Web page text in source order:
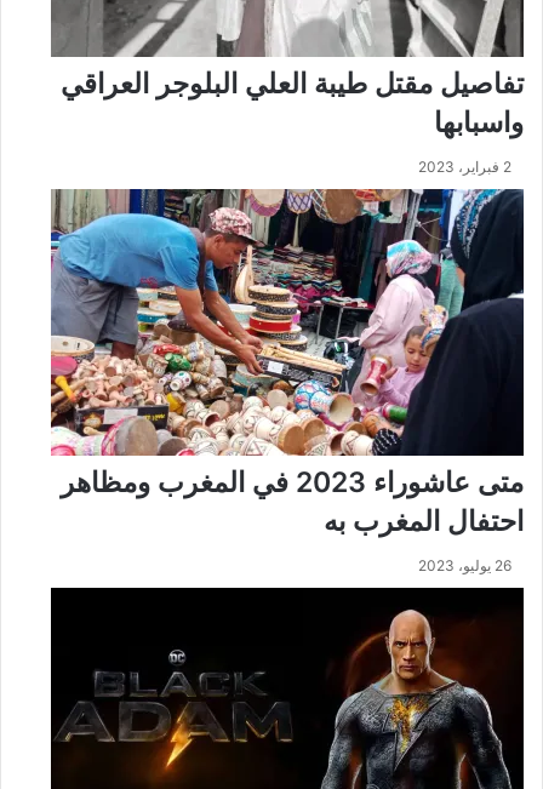
تفاصيل مقتل طيبة العلي البلوجر العراقي
واسبابها
2 فبراير، 2023
متى عاشوراء 2023 في المغرب ومظاهر
احتفال المغرب به
26 يوليو، 2023